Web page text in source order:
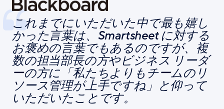
これまでにいただいた中で最も嬉し
かった言葉は、Smartsheet に対する
お褒めの言葉でもあるのですが、複
数の担当部長の方やビジネス リーダ
ーの方に「私たちよりもチームのリ
ソース管理が上手ですね」と仰って
いただいたことです。